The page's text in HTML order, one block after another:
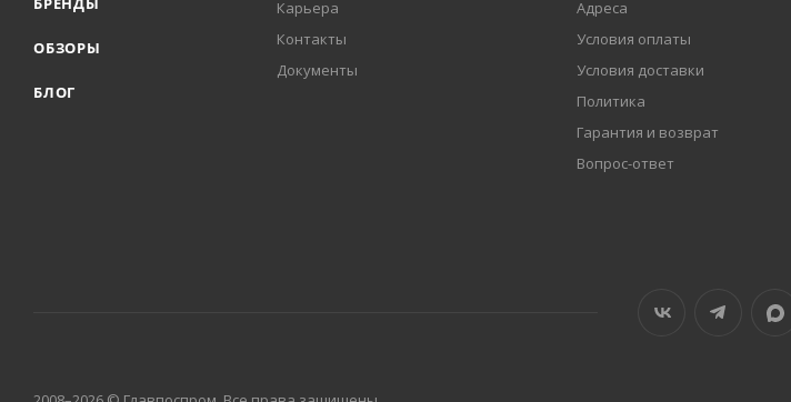
ОБЗОРЫ
БЛОГ
Карьера
Контакты
Документы
Адреса
Условия оплаты
Условия доставки
Политика
Гарантия и возврат
Вопрос-ответ